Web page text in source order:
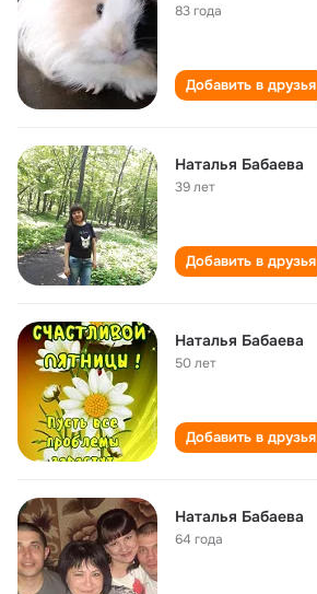
83 года
Добавить в друзья
Наталья Бабаева
39 лет
Добавить в друзья
Наталья Бабаева
50 лет
Добавить в друзья
Наталья Бабаева
64 года